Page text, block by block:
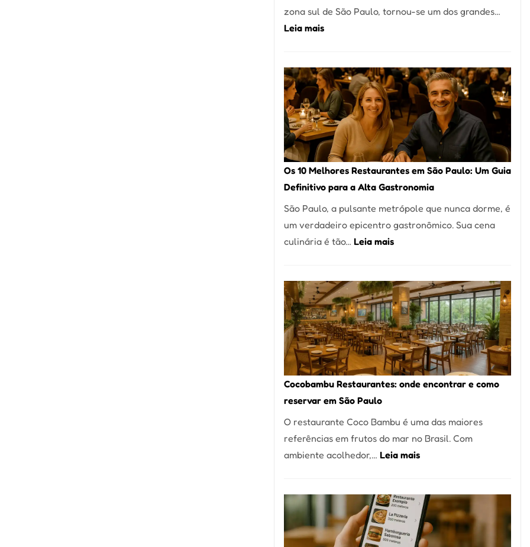
Pinheiros
zona sul de São Paulo, tornou-se um dos grandes…
Leia mais:
Pizzaria:
tradição
em
pizza
artesanal
no
forno
à
lenha
na
Vila
Os 10 Melhores Restaurantes em São Paulo: Um Guia
Definitivo para a Alta Gastronomia
São Paulo, a pulsante metrópole que nunca dorme, é
um verdadeiro epicentro gastronômico. Sua cena
culinária é tão… Leia mais:
Melhores
Restaurantes
em
São
Paulo:
Um
Guia
para
a
Alta
Cocobambu Restaurantes: onde encontrar e como
reservar em São Paulo
O restaurante Coco Bambu é uma das maiores
referências em frutos do mar no Brasil. Com
ambiente acolhedor,… Leia mais:
onde
encontrar
e